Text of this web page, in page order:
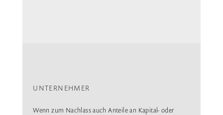
UNTERNEHMER
Wenn zum Nachlass auch Anteile an Kapital- oder